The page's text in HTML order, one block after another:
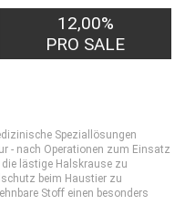
12,00%
PRO SALE
Speziallösungen
- nach Operationen zum Einsatz
lästige Halskrause zu
beim Haustier zu
Stoff einen besonders